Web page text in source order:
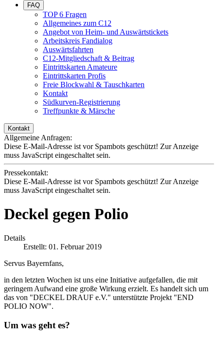
FAQ
TOP 6 Fragen
Allgemeines zum C12
Angebot von Heim- und Auswärtstickets
Arbeitskreis Fandialog
Auswärtsfahrten
C12-Mitgliedschaft & Beitrag
Eintrittskarten Amateure
Eintrittskarten Profis
Freie Blockwahl & Tauschkarten
Kontakt
Südkurven-Registrierung
Treffpunkte & Märsche
Kontakt
Allgemeine Anfragen:
Diese E-Mail-Adresse ist vor Spambots geschützt! Zur Anzeige
muss JavaScript eingeschaltet sein.
Pressekontakt:
Diese E-Mail-Adresse ist vor Spambots geschützt! Zur Anzeige
muss JavaScript eingeschaltet sein.
Deckel gegen Polio
Details
Erstellt: 01. Februar 2019
Servus Bayernfans,
in den letzten Wochen ist uns eine Initiative aufgefallen, die mit
geringem Aufwand eine große Wirkung erzielt. Es handelt sich um
das von "DECKEL DRAUF e.V." unterstützte Projekt "END
POLIO NOW".
Um was geht es?